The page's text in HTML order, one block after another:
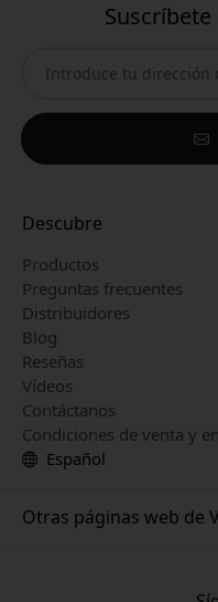
Descubre
Productos
Preguntas frecuentes
Distribuidores
Blog
Reseñas
Vídeos
Contáctanos
Condiciones de venta y
Español
Otras páginas web de